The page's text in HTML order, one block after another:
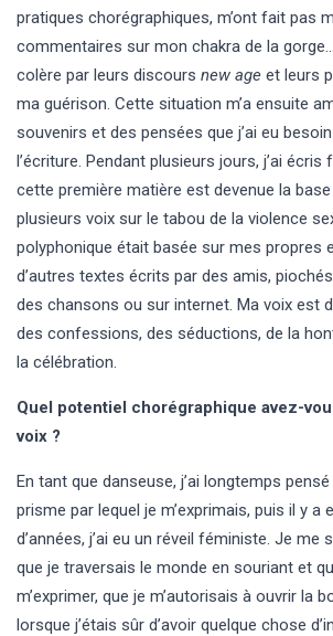
pratiques chorégraphiques, m’ont fait pas
commentaires sur mon chakra de la
colère par leurs discours new age et leurs
ma guérison. Cette situation m’a ensuite
souvenirs et des pensées que j’ai eu
l’écriture. Pendant plusieurs jours, j’ai
cette première matière est devenue la
plusieurs voix sur le tabou de la violence
polyphonique était basée sur mes propres
d’autres textes écrits par des amis,
des chansons ou sur internet. Ma voix est
des confessions, des séductions, de la
la célébration.
Quel potentiel chorégraphique avez-
voix ?
En tant que danseuse, j’ai longtemps
prisme par lequel je m’exprimais, puis il y a
d’années, j’ai eu un réveil féministe. Je me
que je traversais le monde en souriant et
m’exprimer, que je m’autorisais à ouvrir la
lorsque j’étais sûr d’avoir quelque chose